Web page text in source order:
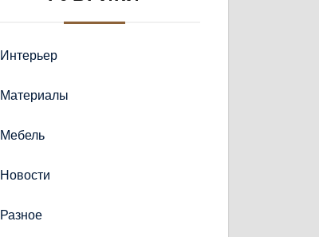
Интерьер
Материалы
Мебель
Новости
Разное